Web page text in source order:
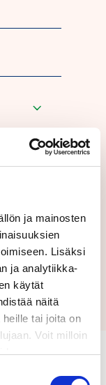
ja mainosten
Lisäksi
ja analytiikka-
käytät
näitä
tai joita on
Voit milloin
hyväksyt